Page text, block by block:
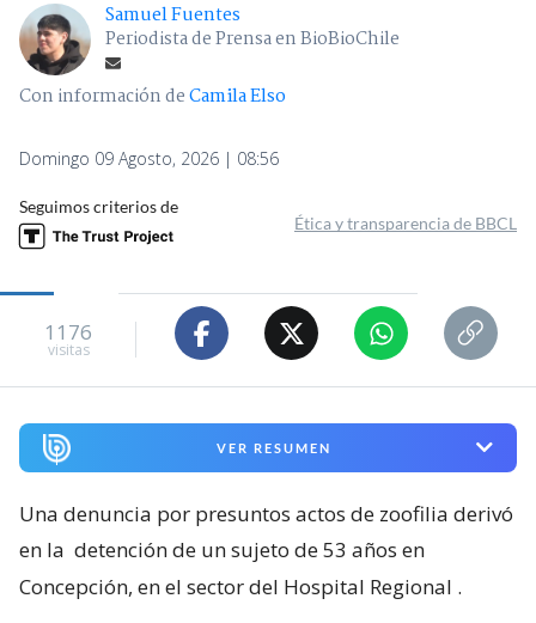
Samuel Fuentes
Periodista de Prensa en BioBioChile
Con información deCamila Elso
Domingo 09 Agosto, 2026 | 08:56
Seguimos criterios de
Ética y transparencia de BBCL
1176
visitas
VER RESUMEN
Una denuncia por presuntos actos de zoofilia derivó
en la detención de un sujeto de 53 años en
Concepción, en el sector del Hospital Regional .